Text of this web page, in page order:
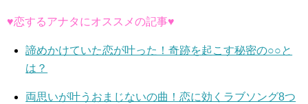
♥恋するアナタにオススメの記事♥
諦めかけていた恋が叶った！奇跡を起こす秘密の○○と
は？
両思いが叶うおまじないの曲！恋に効くラブソング8つ